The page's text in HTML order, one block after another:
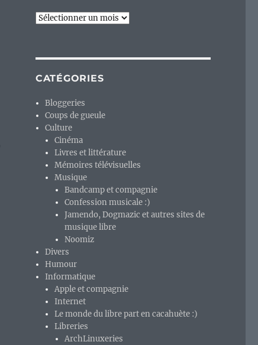
Archives
CATÉGORIES
Bloggeries
Coups de gueule
Culture
Cinéma
Livres et littérature
Mémoires télévisuelles
Musique
Bandcamp et compagnie
Confession musicale :)
Jamendo, Dogmazic et autres sites de
musique libre
Noomiz
Divers
Humour
Informatique
Apple et compagnie
Internet
Le monde du libre part en cacahuète :)
Libreries
ArchLinuxeries